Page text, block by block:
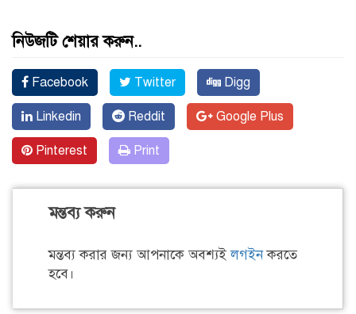
নিউজটি শেয়ার করুন..
Facebook Twitter Digg
Linkedin Reddit Google Plus
Pinterest Print
মন্তব্য করুন
মন্তব্য করার জন্য আপনাকে অবশ্যইলগইনকরতে
হবে।